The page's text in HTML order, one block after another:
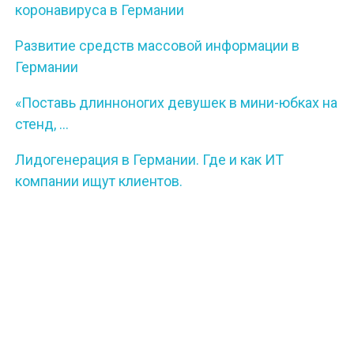
коронавируса в Германии
Развитие средств массовой информации в
Германии
«Поставь длинноногих девушек в мини-юбках на
стенд, …
Лидогенерация в Германии. Где и как ИТ
компании ищут клиентов.